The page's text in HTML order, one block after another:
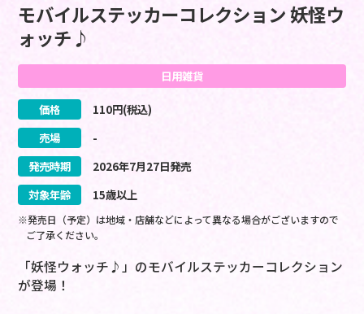
モバイルステッカーコレクション 妖怪ウ
ォッチ♪
日用雑貨
価格 110円(税込)
売場
-
発売時期
2026年7月27日発売
対象年齢
15歳以上
※発売日（予定）は地域・店舗などによって異なる場合がございますので
ご了承ください。
「妖怪ウォッチ♪」のモバイルステッカーコレクション
が登場！